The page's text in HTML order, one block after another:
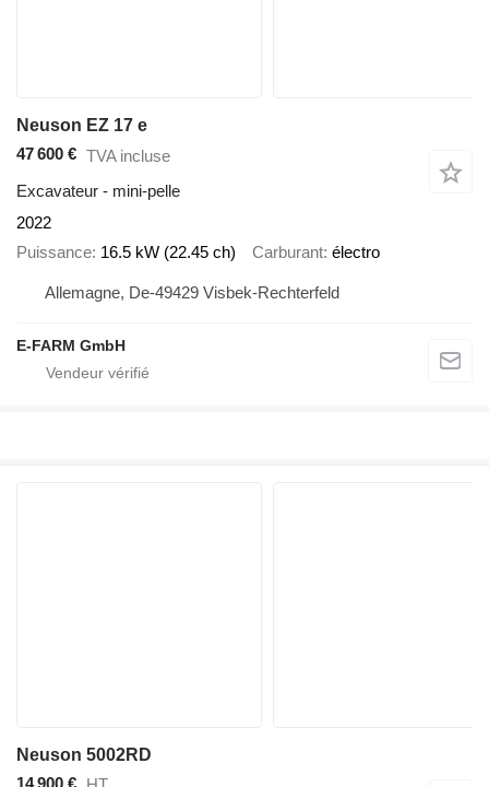
Neuson EZ 17 e
47 600 € TVA incluse
Excavateur - mini-pelle
2022
Puissance 16.5 kW (22.45 ch) Carburant électro
Allemagne, De-49429 Visbek-Rechterfeld
E-FARM GmbH
Neuson 5002RD
14 900 €